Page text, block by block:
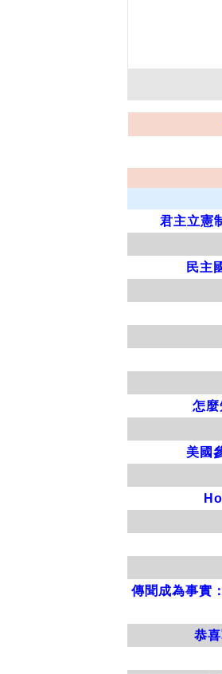
君主立憲
民主
怎麼
美國
傳聞成為事實
恭